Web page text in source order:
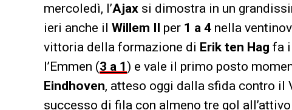
mercoledì, l’Ajax si dimostra in un
ieri anche il Willem II per 1 a 4 nella
vittoria della formazione di Erik ten Hag fa
l’Emmen (3 a 1) e vale il primo posto
Eindhoven, atteso oggi dalla sfida contro il
successo di fila con almeno tre gol